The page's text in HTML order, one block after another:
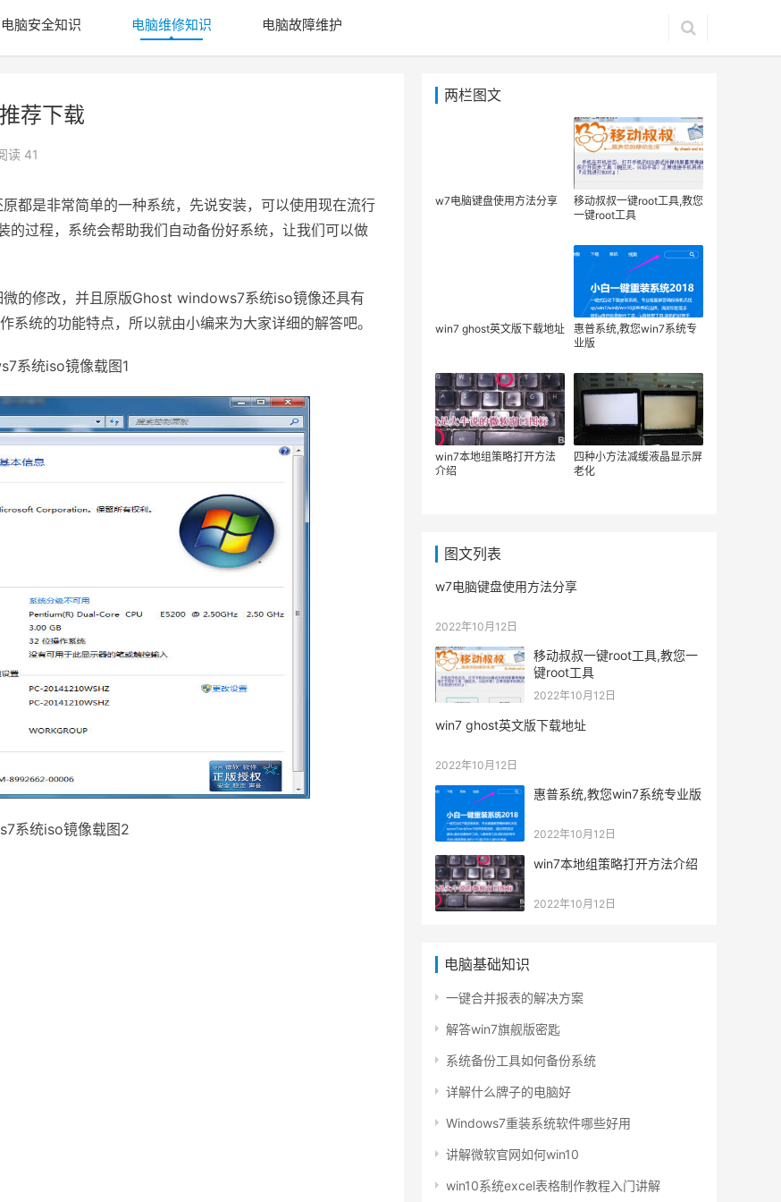
电脑安全知识 电脑维修知识 电脑故障维护
荐下载
读 41
是非常简单的一种系统，先说安装，可以使用现在流行
过程，系统会帮助我们自动备份好系统，让我们可以做
修改，并且原版Ghost windows7系统iso镜像还具有
统的功能特点，所以就由小编来为大家详细的解答吧。
系统iso镜像载图1
系统iso镜像载图2
两栏图文
w7电脑键盘使用方法分享
移动叔叔一键root工具,教您
一键root工具
win7 ghost英文版下载地址
惠普系统,教您win7系统专
业版
win7本地组策略打开方法
介绍
四种小方法减缓液晶显示屏
老化
图文列表
w7电脑键盘使用方法分享
2022年10月12日
移动叔叔一键root工具,教您一
键root工具
2022年10月12日
win7 ghost英文版下载地址
2022年10月12日
惠普系统,教您win7系统专业版
2022年10月12日
win7本地组策略打开方法介绍
2022年10月12日
电脑基础知识
一键合并报表的解决方案
解答win7旗舰版密匙
系统备份工具如何备份系统
详解什么牌子的电脑好
Windows7重装系统软件哪些好用
讲解微软官网如何win10
win10系统excel表格制作教程入门讲解